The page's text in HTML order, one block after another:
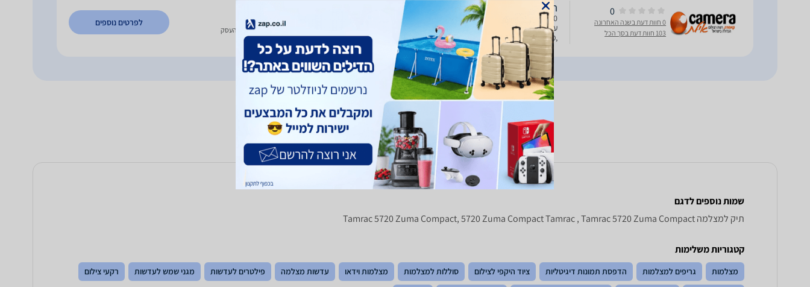
0
0 חוות דעת בשנה האחרונה
103 חוות דעת בסך הכל
תיק כתף צילום טמרק Tamrac 5720 Zuma Compact
עדשות נוספות או עדשה נוספת ופלש .כיסים נפרדים לסוללות,כרטיסי זיכרון
,מכשירי כתיבה ועוד.
170
רכישה בבית העסק
לפרטים נוספים
שמות נוספים לדגם
תיק למצלמה Tamrac 5720 Zuma Compact, 5720 Zuma Compact Tamrac , Tamrac 5720 Zuma Compact
קטגוריות משלימות
מצלמות גריפים למצלמות הדפסת תמונות דיגיטליות ציוד היקפי לצילום סוללות למצלמות מצלמות וידאו עדשות מצלמה פילטרים לעדשות מגני שמש לעדשות רקעי צילום